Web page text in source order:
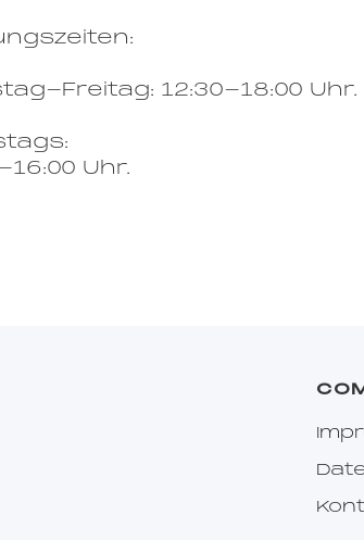
Freitag: 12:30-18:00 Uhr.
16:00 Uhr.